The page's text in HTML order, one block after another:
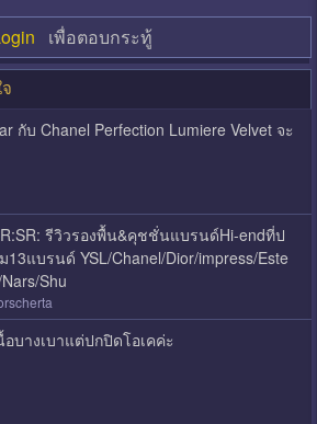
เพื่อตอบกระทู้
กับ Chanel Perfection Lumiere Velvet จะ
รีวิวรองพื้น&คุชชั่นแบรนด์Hi-endที่ป
13แบรนด์ YSL/Chanel/Dior/impress/Este
Shu
บางเบาแต่ปกปิดโอเคค่ะ